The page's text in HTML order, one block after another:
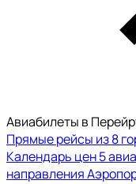
Авиабилеты в
Прямые рейсы из 8
Календарь цен5
направления